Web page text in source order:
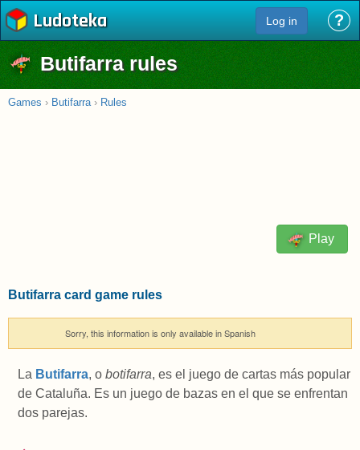
Ludoteka Log in ?
Butifarra rules
Games › Butifarra › Rules
Play
Butifarra card game rules
Sorry, this information is only available in Spanish
La Butifarra, o botifarra, es el juego de cartas más popular
de Cataluña. Es un juego de bazas en el que se enfrentan
dos parejas.